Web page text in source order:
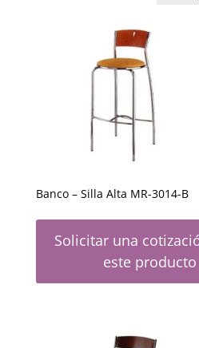
Banco – Silla Alta MR-3014-B
Solicitar una
este producto